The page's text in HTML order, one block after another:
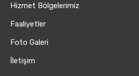
Hizmet Bölgelerimiz
Faaliyetler
Foto Galeri
İletişim